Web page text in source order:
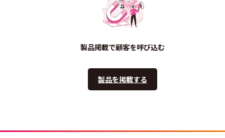
製品掲載で顧客を呼び込む
製品を掲載する